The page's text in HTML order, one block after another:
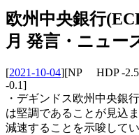
欧州中央銀行
月 発言・ニュー
[2021-10-04][NP HDP -2.5
-0.1]
・デギンドス欧州中央銀
は堅調であることが見込
減速することを示唆して